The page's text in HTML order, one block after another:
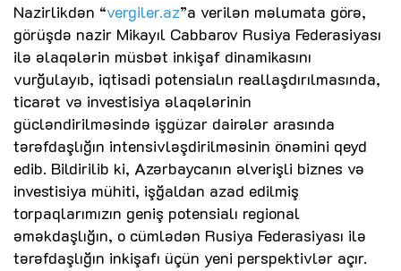
Nazirlikdən “vergiler.az”a verilən məlumata görə,
görüşdə nazir Mikayıl Cabbarov Rusiya Federasiyası
ilə əlaqələrin müsbət inkişaf dinamikasını
vurğulayıb, iqtisadi potensialın reallaşdırılmasında,
ticarət və investisiya əlaqələrinin
gücləndirilməsində işgüzar dairələr arasında
tərəfdaşlığın intensivləşdirilməsinin önəmini qeyd
edib. Bildirilib ki, Azərbaycanın əlverişli biznes və
investisiya mühiti, işğaldan azad edilmiş
torpaqlarımızın geniş potensialı regional
əməkdaşlığın, o cümlədən Rusiya Federasiyası ilə
tərəfdaşlığın inkişafı üçün yeni perspektivlər açır.